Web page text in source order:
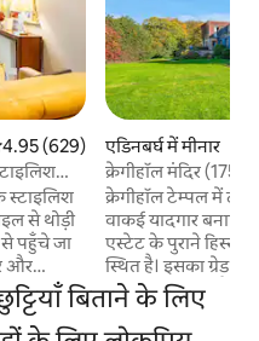
रेटिंग 5 में से 4.95, 629 समीक्षाएँ
4.95 (629)
स्टाइलिश
से थोड़ी
पहुँचे जा
और
जगह पर
है। बैग या
के लिए
एडिनबर्घ में मीनार
क्रेगीहॉल मंदिर
प्रॉपर्टी)
क्रेगीहॉल टेम्पल में
वाकई यादगार बनाएँ।
एस्टेट के पुराने हिस्से
स्थित है। इसका ग्रेड A
की वजह से मिला है,
के हथियारों की
पट्टिका पर होरेस का
बिताने के लिए